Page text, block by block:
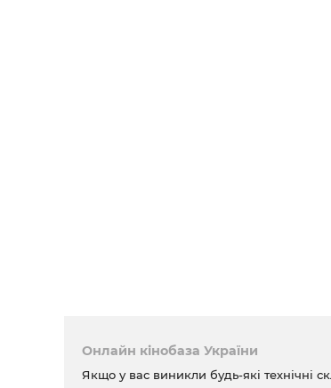
Онлайн кінобаза України
Якщо у вас виникли будь-які технічні